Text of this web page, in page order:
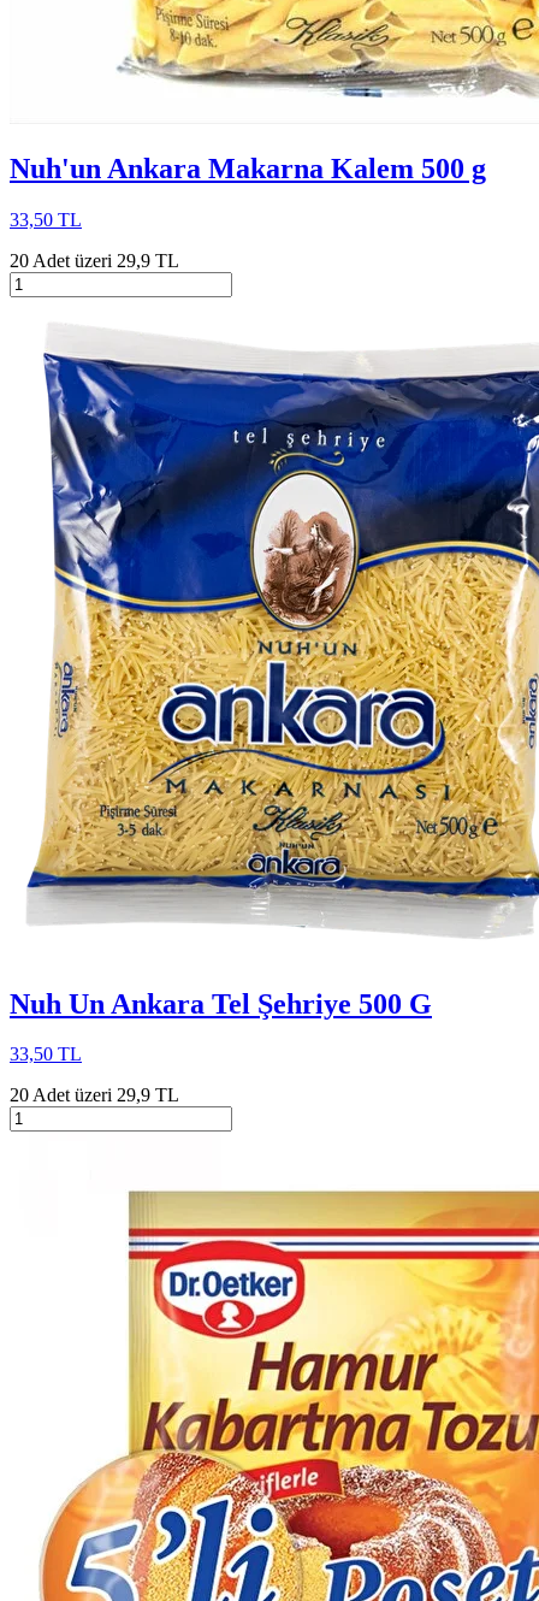
Nuh'un Ankara Makarna Kalem 500 g
33,50 TL
20 Adet üzeri 29,9 TL
Nuh Un Ankara Tel Şehriye 500 G
33,50 TL
20 Adet üzeri 29,9 TL